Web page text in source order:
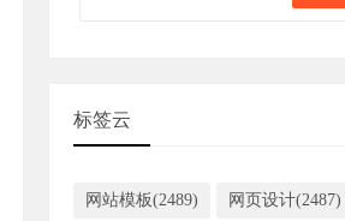
标签云
网站模板(2489) 网页设计(2487)